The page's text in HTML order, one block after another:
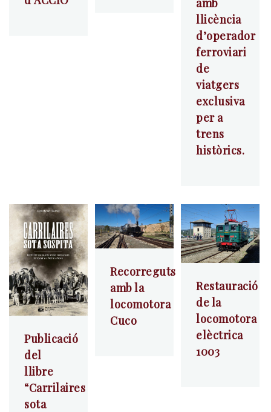
amb
llicència
d’operador
ferroviari
de
viatgers
exclusiva
per a
trens
històrics.
Publicació
del
llibre
“Carrilaires
sota
Recorreguts
amb la
locomotora
Cuco
Restauració
de la
locomotora
elèctrica
1003